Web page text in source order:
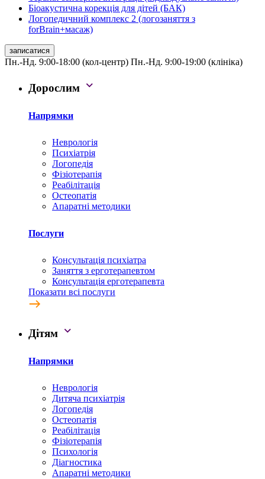
Біоакустична корекція для дітей (БАК)
Логопедичний комплекс 2 (логозаняття з
forBrain+масаж)
записатися
Пн.-Нд. 9:00-18:00 (кол-центр) Пн.-Нд. 9:00-19:00 (клініка)
Дорослим
Напрямки
Неврологія
Психіатрія
Логопедія
Фізіотерапія
Реабілітація
Остеопатія
Апаратні методики
Послуги
Консультація психіатра
Заняття з ерготерапевтом
Консультація ерготерапевта
Показати всі послуги
Дітям
Напрямки
Неврологія
Дитяча психіатрія
Логопедія
Остеопатія
Реабілітація
Фізіотерапія
Психологія
Діагностика
Апаратні методики